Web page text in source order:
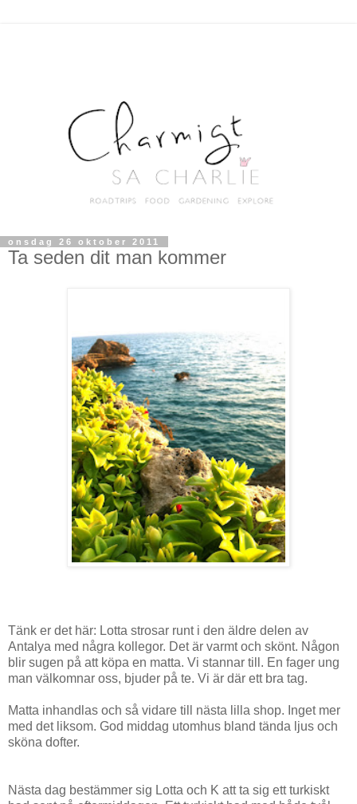
onsdag 26 oktober 2011
Ta seden dit man kommer
Tänk er det här: Lotta strosar runt i den äldre delen av
Antalya med några kollegor. Det är varmt och skönt. Någon
blir sugen på att köpa en matta. Vi stannar till. En fager ung
man välkomnar oss, bjuder på te. Vi är där ett bra tag.
Matta inhandlas och så vidare till nästa lilla shop. Inget mer
med det liksom. God middag utomhus bland tända ljus och
sköna dofter.
Nästa dag bestämmer sig Lotta och K att ta sig ett turkiskt